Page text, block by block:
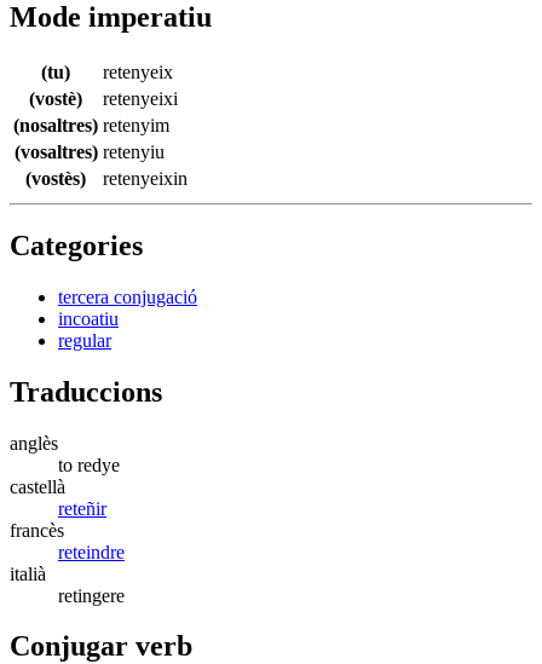
Mode imperatiu
(tu)
retenyeix
(vostè)
retenyeixi
(nosaltres) retenyim
(vosaltres) retenyiu
(vostès)
retenyeixin
Categories
tercera conjugació
incoatiu
regular
Traduccions
anglès
to redye
castellà
reteñir
francès
reteindre
italià
retingere
Conjugar verb